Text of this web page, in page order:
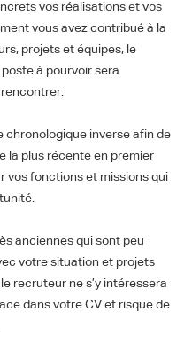
vos réalisations et vos
vous avez contribué à la
projets et équipes, le
à pourvoir sera
chronologique inverse afin de
la plus récente en premier
vos fonctions et missions qui
anciennes qui sont peu
votre situation et projets
recruteur ne s’y intéressera
dans votre CV et risque de